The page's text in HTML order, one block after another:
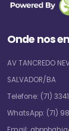
Onde nos
AV TANCREDO
SALVADOR/BA
Telefone: (71)
WhatsApp: (71)